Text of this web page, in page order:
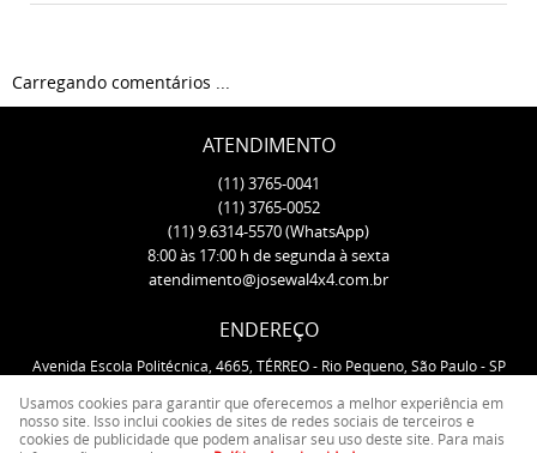
Carregando comentários ...
ATENDIMENTO
(11)3765-0041
(11)3765-0052
(11)9.6314-5570(WhatsApp)
8:00 às 17:00 h de segunda à sexta
atendimento@josewal4x4.com.br
ENDEREÇO
Avenida Escola Politécnica, 4665, TÉRREO- Rio Pequeno, São Paulo-SP
LOJA VIRTUAL CRIADA POR
Usamos cookies para garantir que oferecemos a melhor experiência em
nosso site. Isso inclui cookies de sites de redes sociais de terceiros e
cookies de publicidade que podem analisar seu uso deste site. Para mais